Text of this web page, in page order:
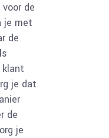
de
je met
de
je dat
de
je